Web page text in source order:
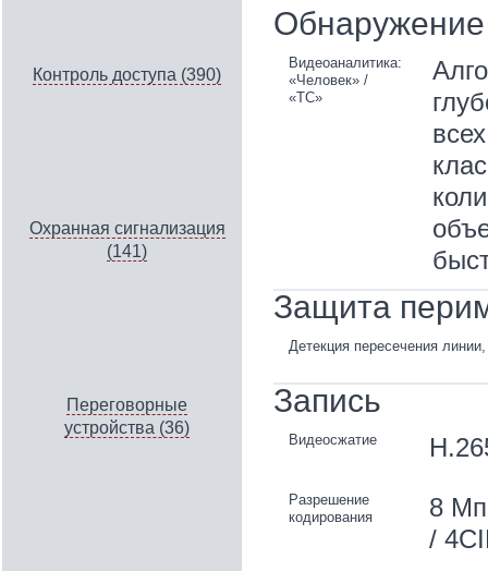
Контроль доступа (390)
Охранная сигнализация
(141)
Переговорные
устройства (36)
Видеоаналитика:
«Человек» /
«ТС»
Защита
Детекция пересечения
Запись
Видеосжатие
Разрешение
кодирования
8
/